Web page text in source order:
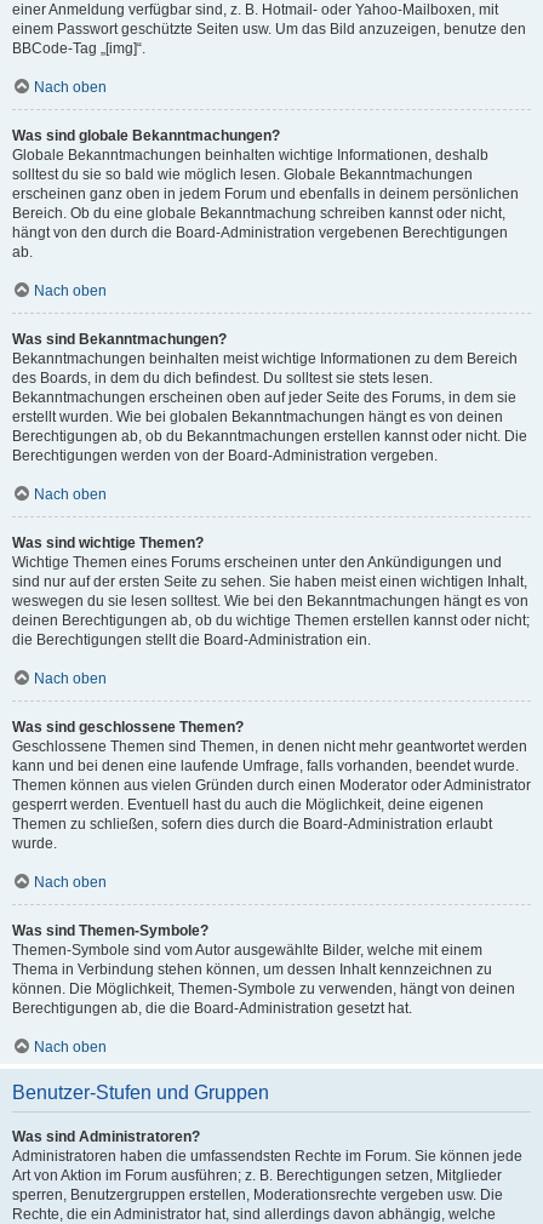
einer Anmeldung verfügbar sind, z. B. Hotmail- oder Yahoo-Mailboxen, mit
einem Passwort geschützte Seiten usw. Um das Bild anzuzeigen, benutze den
BBCode-Tag „[img]“.
Nach oben
Was sind globale Bekanntmachungen?
Globale Bekanntmachungen beinhalten wichtige Informationen, deshalb
solltest du sie so bald wie möglich lesen. Globale Bekanntmachungen
erscheinen ganz oben in jedem Forum und ebenfalls in deinem persönlichen
Bereich. Ob du eine globale Bekanntmachung schreiben kannst oder nicht,
hängt von den durch die Board-Administration vergebenen Berechtigungen
ab.
Nach oben
Was sind Bekanntmachungen?
Bekanntmachungen beinhalten meist wichtige Informationen zu dem Bereich
des Boards, in dem du dich befindest. Du solltest sie stets lesen.
Bekanntmachungen erscheinen oben auf jeder Seite des Forums, in dem sie
erstellt wurden. Wie bei globalen Bekanntmachungen hängt es von deinen
Berechtigungen ab, ob du Bekanntmachungen erstellen kannst oder nicht. Die
Berechtigungen werden von der Board-Administration vergeben.
Nach oben
Was sind wichtige Themen?
Wichtige Themen eines Forums erscheinen unter den Ankündigungen und
sind nur auf der ersten Seite zu sehen. Sie haben meist einen wichtigen Inhalt,
weswegen du sie lesen solltest. Wie bei den Bekanntmachungen hängt es von
deinen Berechtigungen ab, ob du wichtige Themen erstellen kannst oder nicht;
die Berechtigungen stellt die Board-Administration ein.
Nach oben
Was sind geschlossene Themen?
Geschlossene Themen sind Themen, in denen nicht mehr geantwortet werden
kann und bei denen eine laufende Umfrage, falls vorhanden, beendet wurde.
Themen können aus vielen Gründen durch einen Moderator oder Administrator
gesperrt werden. Eventuell hast du auch die Möglichkeit, deine eigenen
Themen zu schließen, sofern dies durch die Board-Administration erlaubt
wurde.
Nach oben
Was sind Themen-Symbole?
Themen-Symbole sind vom Autor ausgewählte Bilder, welche mit einem
Thema in Verbindung stehen können, um dessen Inhalt kennzeichnen zu
können. Die Möglichkeit, Themen-Symbole zu verwenden, hängt von deinen
Berechtigungen ab, die die Board-Administration gesetzt hat.
Nach oben
Benutzer-Stufen und Gruppen
Was sind Administratoren?
Administratoren haben die umfassendsten Rechte im Forum. Sie können jede
Art von Aktion im Forum ausführen; z. B. Berechtigungen setzen, Mitglieder
sperren, Benutzergruppen erstellen, Moderationsrechte vergeben usw. Die
Rechte, die ein Administrator hat, sind allerdings davon abhängig, welche